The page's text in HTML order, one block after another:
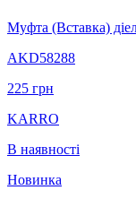
Муфта (Вставка)
AKD58288
225 грн
KARRO
В наявності
Новинка